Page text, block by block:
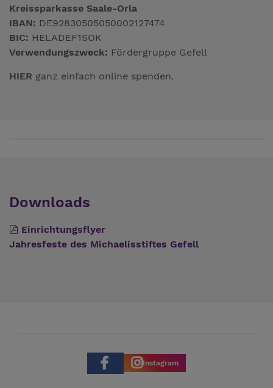
Kreissparkasse Saale-Orla
IBAN: DE92830505050002127474
BIC: HELADEF1SOK
Verwendungszweck: Fördergruppe Gefell
HIER ganz einfach online spenden.
Downloads
Einrichtungsflyer
Jahresfeste des Michaelisstiftes Gefell
Instagram